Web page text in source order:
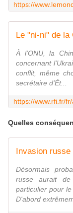
Le "ni-ni" de
À l'ONU, la
concernant
conflit, même
secrétaire d'Ét...
Quelles
Désormais
russe aurait de
particulier pour
D'abord